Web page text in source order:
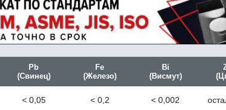
Pb
(Свинец)
Fe
(Железо)
Bi
(Висмут)
< 0,05 < 0,2 < 0,002